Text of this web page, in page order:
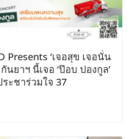
Presents ‘เจอสุข เจอนั่น
นยาฯ นี้เจอ ‘ป๊อบ ปองกูล’
ะชาร่วมใจ 37